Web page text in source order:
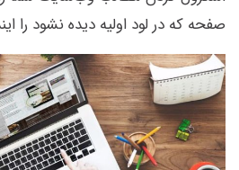
صفحه که در لود اولیه دیده نشود را